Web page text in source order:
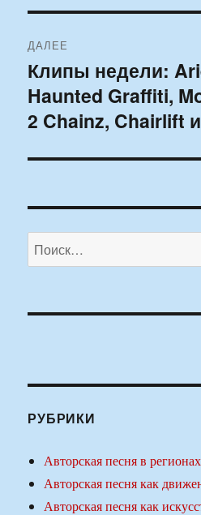
ДАЛЕЕ
Следующая
запись:
Клипы недели:
Haunted Graffiti,
2 Chainz, Chairlift
Искать:
РУБРИКИ
Авторская песня в регионах
Авторская песня как
Авторская песня как